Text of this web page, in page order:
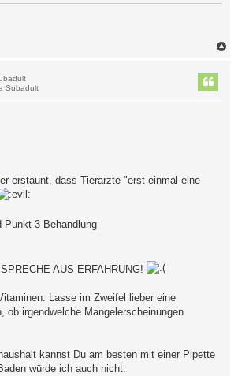
erstaunt, dass Tierärzte "erst einmal eine
Punkt 3 Behandlung
AUS ERFAHRUNG!
Lasse im Zweifel lieber eine
ob irgendwelche Mangelerscheinungen
kannst Du am besten mit einer Pipette
würde ich auch nicht.